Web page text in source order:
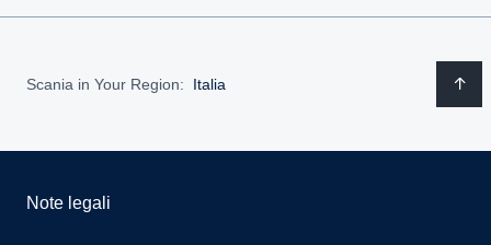
Scania in Your Region: Italia
Note legali